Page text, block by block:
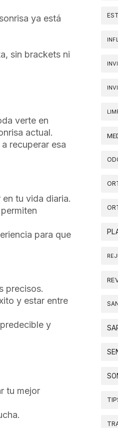
ya está
sin brackets ni
verte en
actual.
recuperar esa
tu vida diaria.
para que
precisos.
y estar entre
y
tu mejor